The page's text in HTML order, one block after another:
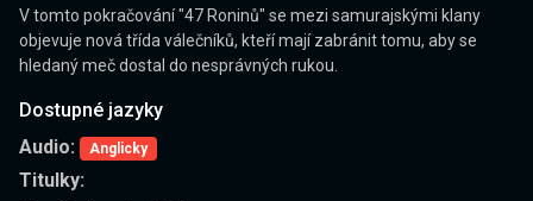
V tomto pokračování "47 Roninů" se mezi samurajskými klany
objevuje nová třída válečníků, kteří mají zabránit tomu, aby se
hledaný meč dostal do nesprávných rukou.
Dostupné jazyky
Audio:
Anglicky
Titulky: